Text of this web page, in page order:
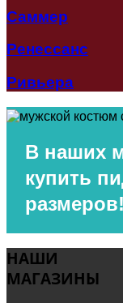
Саммер
Ренессанс
Ривьера
В наших
купить
размеров!
НАШИ
МАГАЗИНЫ